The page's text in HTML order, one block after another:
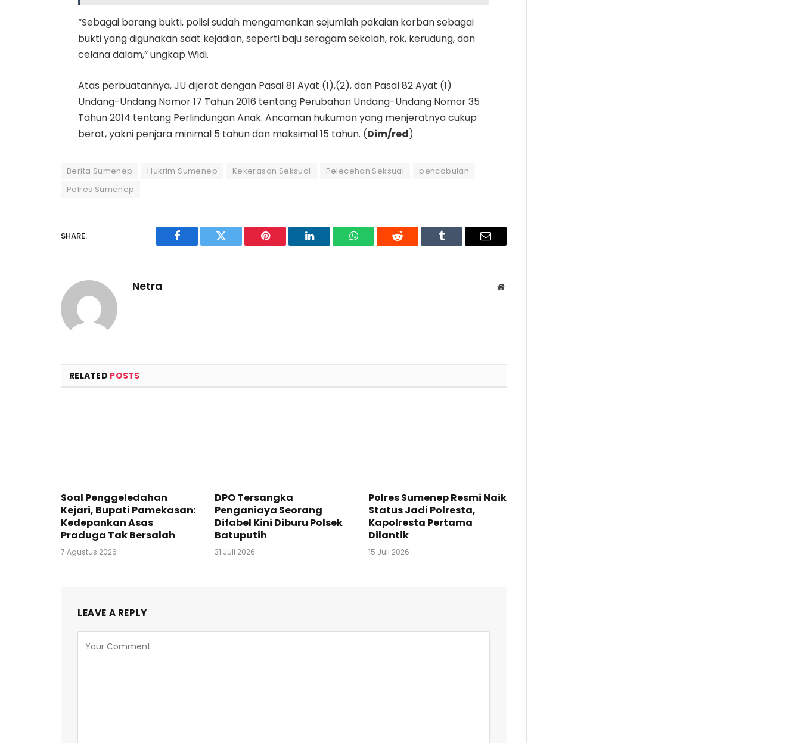
“Sebagai barang bukti, polisi sudah mengamankan sejumlah pakaian korban sebagai
bukti yang digunakan saat kejadian, seperti baju seragam sekolah, rok, kerudung, dan
celana dalam,” ungkap Widi.
Atas perbuatannya, JU dijerat dengan Pasal 81 Ayat (1),(2), dan Pasal 82 Ayat (1)
Undang-Undang Nomor 17 Tahun 2016 tentang Perubahan Undang-Undang Nomor 35
Tahun 2014 tentang Perlindungan Anak. Ancaman hukuman yang menjeratnya cukup
berat, yakni penjara minimal 5 tahun dan maksimal 15 tahun. (Dim/red)
Berita Sumenep Hukrim Sumenep Kekerasan Seksual Pelecehan Seksual
pencabulan
Polres Sumenep
SHARE.
Facebook Twitter Pinterest LinkedIn WhatsAppReddit Tumblr Email
Netra Website
RELATED POSTS
Soal Penggeledahan
Kejari, Bupati Pamekasan:
Kedepankan Asas
Praduga Tak Bersalah
7 Agustus 2026
DPO Tersangka
Penganiaya Seorang
Difabel Kini Diburu Polsek
Batuputih
31 Juli 2026
Polres Sumenep Resmi Naik
Status Jadi Polresta,
Kapolresta Pertama
Dilantik
15 Juli 2026
LEAVE A REPLY